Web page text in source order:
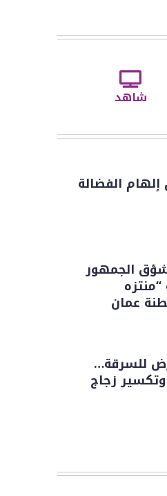
شاهد
الفضالة
الجمهور
عمان
للسرقة…
زجاج